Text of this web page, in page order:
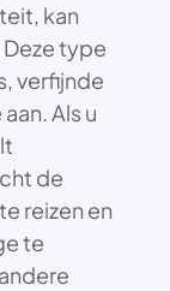
kan
type
verfijnde
Als u
de
reizen en
te